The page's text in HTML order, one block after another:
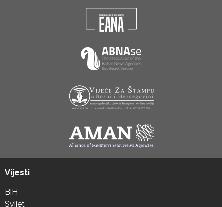
Vijesti
BiH
Svijet